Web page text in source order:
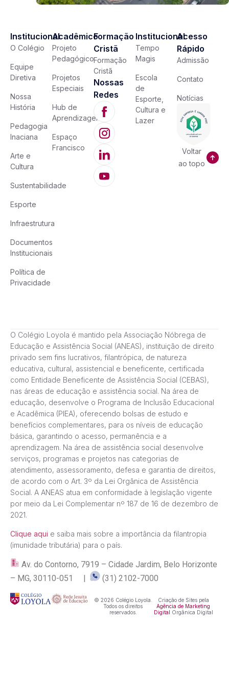
Institucional
O Colégio
Equipe
Diretiva
Nossa
História
Pedagogia
Inaciana
Arte e
Cultura
Sustentabilidade
Esporte
Infraestrutura
Documentos
Institucionais
Política de
Privacidade
Acadêmico
Projeto
Pedagógico
Projetos
Especiais
Hub de
Aprendizagem
Espaço
Francisco
Formação
Cristã
Formação
Cristã
Nossas
Redes
Institucional
Tempo
Magis
Escola
de
Esporte,
Cultura e
Lazer
Acesso
Rápido
Admissão
Contato
Notícias
Voltar
ao topo
O Colégio Loyola é mantido pela Associação Nóbrega de
Educação e Assistência Social (ANEAS), instituição de direito
privado sem fins lucrativos, filantrópica, de natureza
educativa, cultural, assistencial e beneficente, certificada
como Entidade Beneficente de Assistência Social (CEBAS),
nas áreas de educação e assistência social. Na área de
educação, desenvolve o Programa de Inclusão Educacional
e Acadêmica (PIEA), oferecendo bolsas de estudo e
benefícios complementares, para os níveis de educação
básica, garantindo o acesso, permanência e a
aprendizagem. Na área de assistência social desenvolve
serviços, programas e projetos nas categorias de
atendimento, assessoramento, defesa e garantia de direitos,
de acordo com o Art. 3º da Lei Orgânica de Assistência
Social. A ANEAS atua em conformidade à legislação vigente
por meio da Lei Complementar nº 187 de 16 de dezembro de
2021.
Clique aqui e saiba mais sobre a importância da filantropia
(imunidade tributária) para o país.
Av. do Contorno, 7919 – Cidade Jardim, Belo Horizonte
– MG, 30110-051 |
(31) 2102-7000
© 2026 Colégio Loyola.
Todos os direitos
reservados.
Criação de Sites pela
Agência de Marketing
Digital
Orgânica Digital